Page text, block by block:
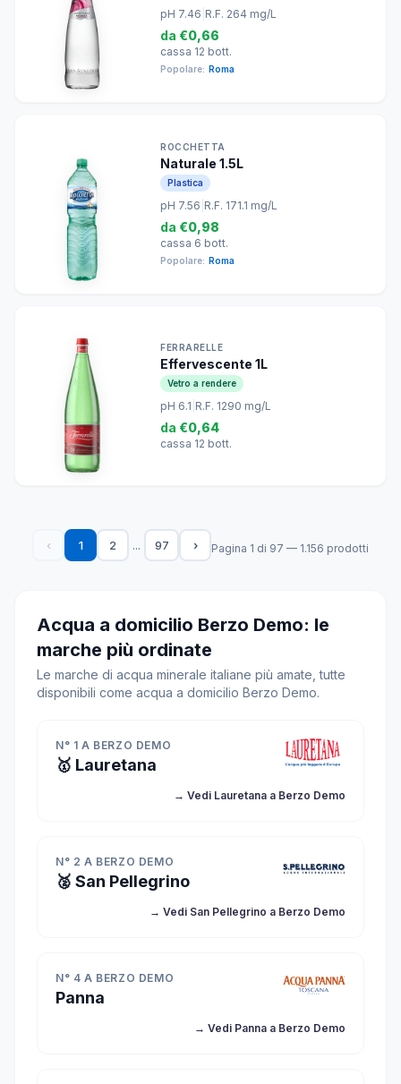
pH 7.46 R.F. 264 mg/L
da €0,66
cassa 12 bott.
Popolare: Roma
ROCCHETTA
Naturale 1.5L
Plastica
pH 7.56 R.F. 171.1 mg/L
da €0,98
cassa 6 bott.
Popolare: Roma
FERRARELLE
Effervescente 1L
Vetro a rendere
pH 6.1 R.F. 1290 mg/L
da €0,64
cassa 12 bott.
‹ 1 2 ... 97 › Pagina 1 di 97 — 1.156 prodotti
Acqua a domicilio Berzo Demo: le
marche più ordinate
Le marche di acqua minerale italiane più amate, tutte
disponibili come acqua a domicilio Berzo Demo.
N° 1 A BERZO DEMO
🥇 Lauretana
→ Vedi Lauretana a Berzo Demo
N° 2 A BERZO DEMO
🥈 San Pellegrino
→ Vedi San Pellegrino a Berzo Demo
N° 4 A BERZO DEMO
Panna
→ Vedi Panna a Berzo Demo